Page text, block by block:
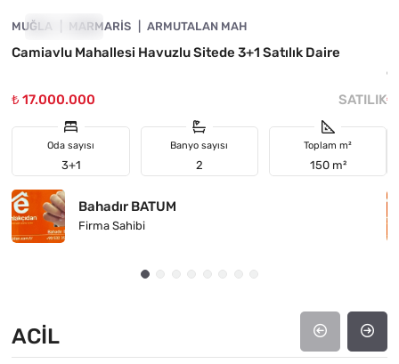
ÖNE ÇIKAN
MUĞLA MARMARIS ARMUTALAN MAH
Camiavlu Mahallesi Havuzlu Sitede 3+1 Satılık Daire
₺ 17.000.000 SATILIK
Oda sayısı
3+1
Banyo sayısı
2
Toplam m²
150 m²
Bahadır BATUM
Firma Sahibi
₺
ACIL